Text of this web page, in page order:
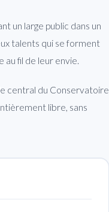
un large public dans un
talents qui se forment
fil de leur envie.
central du Conservatoire
libre, sans